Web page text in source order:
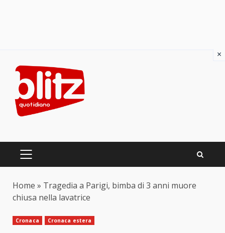
content
PRIMARY
Home » Tragedia a Parigi, bimba di 3 anni muore
chiusa nella lavatrice
Cronaca Cronaca estera
×